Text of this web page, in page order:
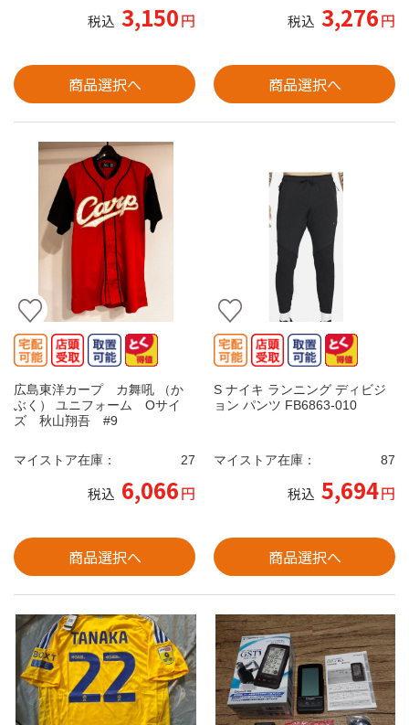
税込 3,150円
商品選択へ
税込 3,276円
商品選択へ
広島東洋カープ カ舞吼 （か
ぶく） ユニフォーム Oサイ
ズ 秋山翔吾 #9
マイストア在庫： 27
税込 6,066円
商品選択へ
S ナイキ ランニング ディビジ
ョン パンツ FB6863-010
マイストア在庫： 87
税込 5,694円
商品選択へ